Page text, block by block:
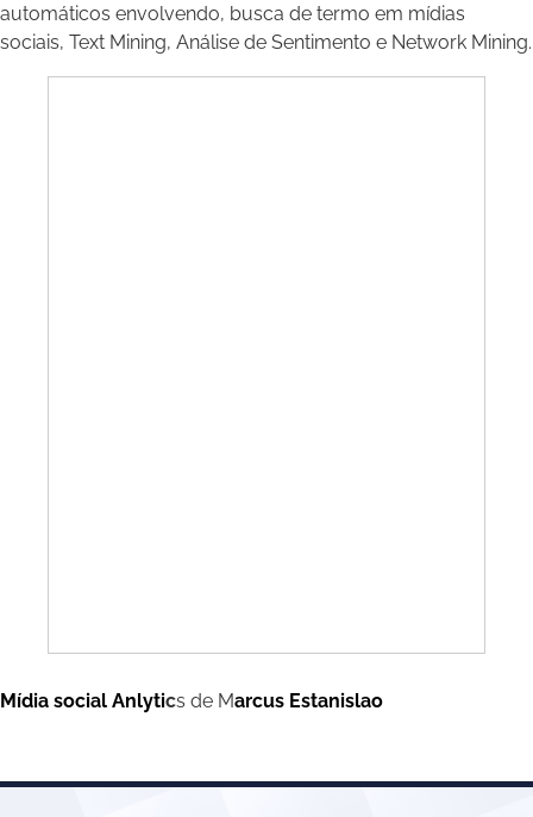
automáticos envolvendo, busca de termo em mídias
sociais, Text Mining, Análise de Sentimento e Network Mining.
Mídia social Anlytics de Marcus Estanislao